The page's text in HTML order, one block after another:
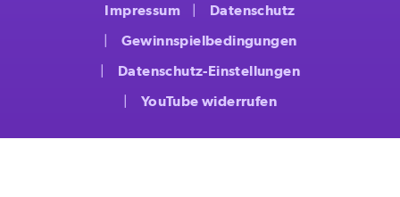
Impressum
Datenschutz
Gewinnspielbedingungen
Datenschutz-Einstellungen
YouTube widerrufen